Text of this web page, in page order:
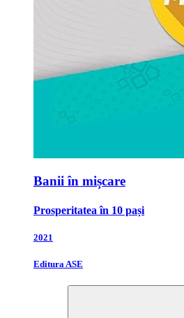
Banii în mișcare
Prosperitatea în 10 pași
2021
Editura ASE